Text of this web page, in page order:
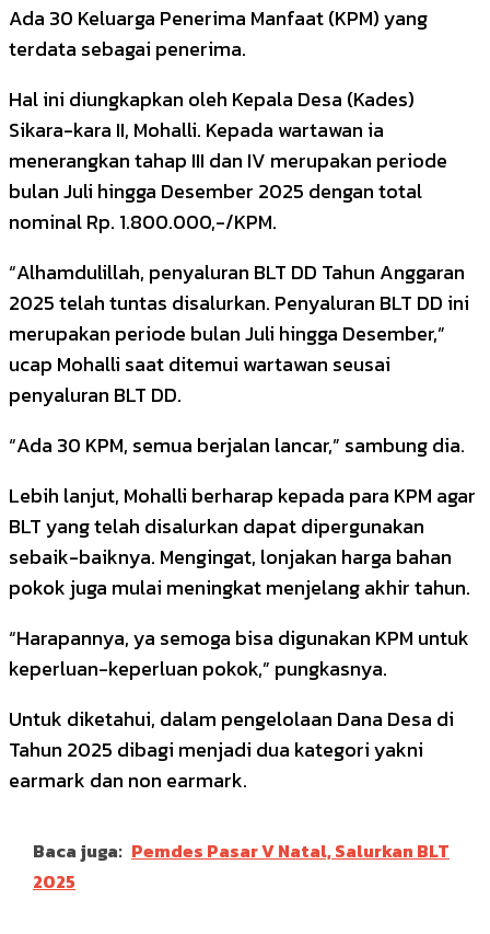
Ada 30 Keluarga Penerima Manfaat (KPM) yang
terdata sebagai penerima.
Hal ini diungkapkan oleh Kepala Desa (Kades)
Sikara-kara II, Mohalli. Kepada wartawan ia
menerangkan tahap III dan IV merupakan periode
bulan Juli hingga Desember 2025 dengan total
nominal Rp. 1.800.000,-/KPM.
“Alhamdulillah, penyaluran BLT DD Tahun Anggaran
2025 telah tuntas disalurkan. Penyaluran BLT DD ini
merupakan periode bulan Juli hingga Desember,”
ucap Mohalli saat ditemui wartawan seusai
penyaluran BLT DD.
“Ada 30 KPM, semua berjalan lancar,” sambung dia.
Lebih lanjut, Mohalli berharap kepada para KPM agar
BLT yang telah disalurkan dapat dipergunakan
sebaik-baiknya. Mengingat, lonjakan harga bahan
pokok juga mulai meningkat menjelang akhir tahun.
“Harapannya, ya semoga bisa digunakan KPM untuk
keperluan-keperluan pokok,” pungkasnya.
Untuk diketahui, dalam pengelolaan Dana Desa di
Tahun 2025 dibagi menjadi dua kategori yakni
earmark dan non earmark.
Baca juga: Pemdes Pasar V Natal, Salurkan BLT
2025